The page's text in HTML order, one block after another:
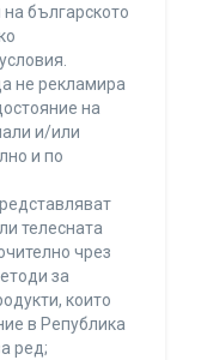
българското
не рекламира
на
и/или
и по
телесната
чрез
за
които
в Република
ред;